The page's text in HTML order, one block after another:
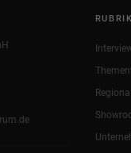
Regional